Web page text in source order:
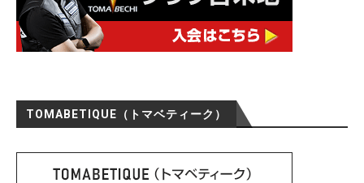
TOMABETIQUE（トマベティーク）